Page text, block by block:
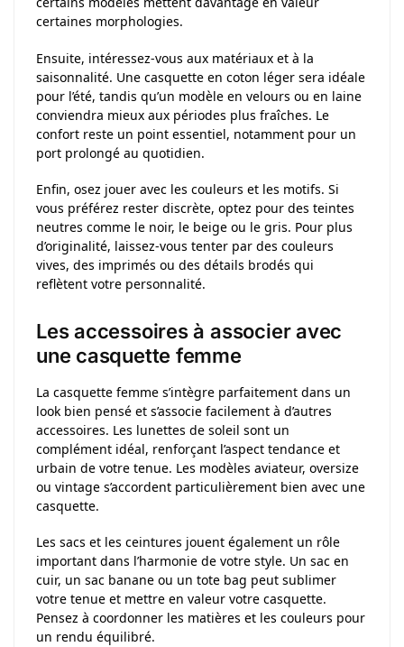
certaines morphologies.
Ensuite, intéressez-vous aux matériaux et à la
saisonnalité. Une casquette en coton léger sera idéale
pour l’été, tandis qu’un modèle en velours ou en laine
conviendra mieux aux périodes plus fraîches. Le
confort reste un point essentiel, notamment pour un
port prolongé au quotidien.
Enfin, osez jouer avec les couleurs et les motifs. Si
vous préférez rester discrète, optez pour des teintes
neutres comme le noir, le beige ou le gris. Pour plus
d’originalité, laissez-vous tenter par des couleurs
vives, des imprimés ou des détails brodés qui
reflètent votre personnalité.
Les accessoires à associer avec
une casquette femme
La casquette femme s’intègre parfaitement dans un
look bien pensé et s’associe facilement à d’autres
accessoires. Les lunettes de soleil sont un
complément idéal, renforçant l’aspect tendance et
urbain de votre tenue. Les modèles aviateur, oversize
ou vintage s’accordent particulièrement bien avec une
casquette.
Les sacs et les ceintures jouent également un rôle
important dans l’harmonie de votre style. Un sac en
cuir, un sac banane ou un tote bag peut sublimer
votre tenue et mettre en valeur votre casquette.
Pensez à coordonner les matières et les couleurs pour
un rendu équilibré.